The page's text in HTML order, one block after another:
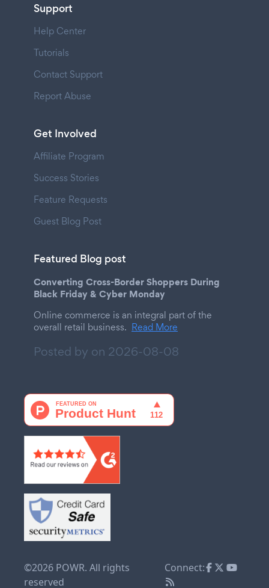
Support
Help Center
Tutorials
Contact Support
Report Abuse
Get Involved
Affiliate Program
Success Stories
Feature Requests
Guest Blog Post
Featured Blog post
Converting Cross-Border Shoppers During
Black Friday & Cyber Monday
Online commerce is an integral part of the
overall retail business. Read More
Posted by on 2026-08-08
©2026 POWR. All rights
reserved
Connect: